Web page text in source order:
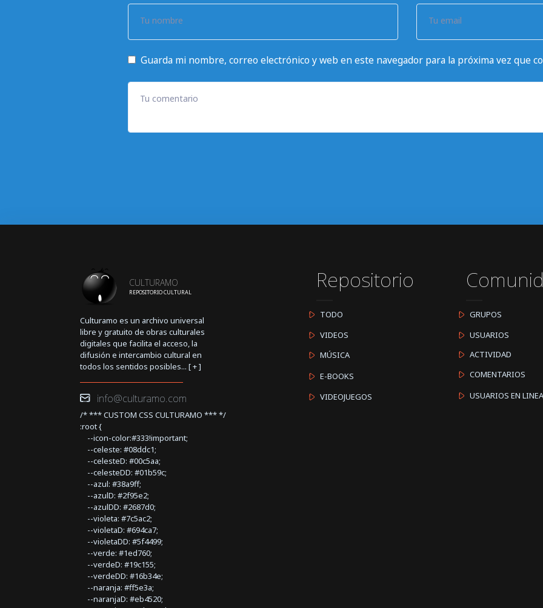
Tu nombre Tu email
Guarda mi nombre, correo electrónico y web en este navegador para la próxima vez que
Tu comentario
CULTURAMO
REPOSITORIO CULTURAL
Culturamo es un archivo universal
libre y gratuito de obras culturales
digitales que facilita el acceso, la
difusión e intercambio cultural en
todos los sentidos posibles... [+]
info@culturamo.com
/* *** CUSTOM CSS CULTURAMO *** */
:root {
--icon-color:#333!important;
--celeste: #08ddc1;
--celesteD: #00c5aa;
--celesteDD: #01b59c;
--azul: #38a9ff;
--azulD: #2f95e2;
--azulDD: #2687d0;
--violeta: #7c5ac2;
--violetaD: #694ca7;
--violetaDD: #5f4499;
--verde: #1ed760;
--verdeD: #19c155;
--verdeDD: #16b34e;
--naranja: #ff5e3a;
--naranjaD: #eb4520;
Repositorio
TODO
VIDEOS
MÚSICA
E-BOOKS
VIDEOJUEGOS
GRUPOS
USUARIOS
ACTIVIDAD
COMENTARIOS
USUARIOS EN LINEA